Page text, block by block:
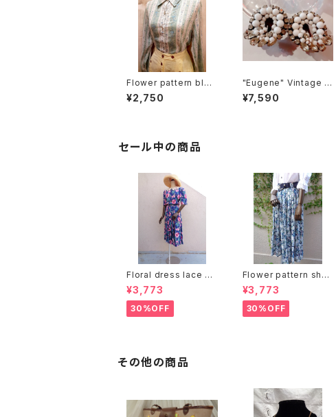
Flower pattern blou
se 花柄ブラウス
¥2,750
"Eugene" Vintage bi
jou earrings ユージ
ーン ビジュー イヤリン
¥7,590
セール中の商品
Floral dress lace co
llar：花柄ワンピース レ
ース襟
¥3,773
30%OFF
Flower pattern she
er pleats skirt ベルト
付き 花柄 シアー プリー
ツ スカート
¥3,773
30%OFF
その他の商品